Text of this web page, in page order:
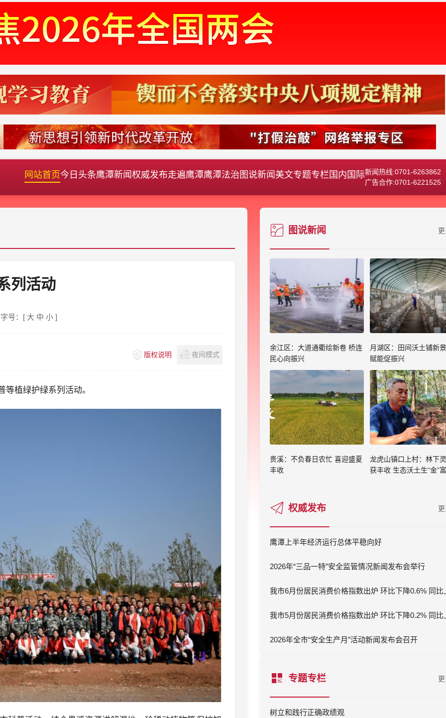
网站首页今日头条鹰潭新闻 权威发布走遍鹰潭鹰潭法治 图说新闻 美文专题专栏 国内国际新闻热线:0701-6263862
广告合作:0701-6221525
列活动
号：[ 大 中 小 ]
版权说明 夜间模式
植绿护绿系列活动。
图说新闻
余江区：大道通衢绘新卷 桥连
民心向振兴
月湖区：田间沃土铺新
赋能促振兴
贵溪：不负春日农忙 喜迎盛夏
丰收
龙虎山镇口上村：林下
获丰收 生态沃土生“金”
权威发布
鹰潭上半年经济运行总体平稳向好
2026年“三品一特”安全监管情况新闻发布会举行
2026年全市“安全生产月”活动新闻发布会召开
专题专栏
树立和践行正确政绩观